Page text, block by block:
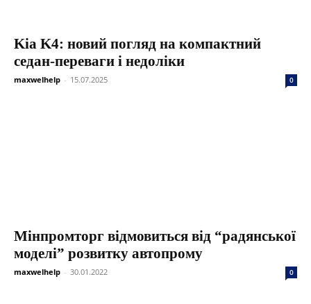
Kia K4: новий погляд на компактний
седан-переваги і недоліки
maxwelhelp - 15.07.2025 0
Мінпромторг відмовиться від “радянської
моделі” розвитку автопрому
maxwelhelp - 30.01.2022 0